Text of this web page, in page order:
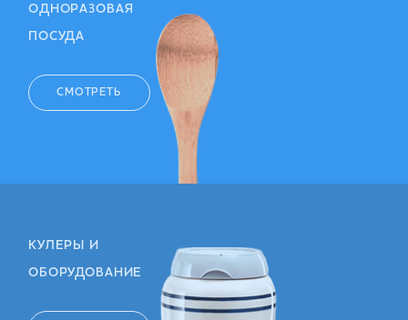
ОДНОРАЗОВАЯ
ПОСУДА
СМОТРЕТЬ
КУЛЕРЫ И
ОБОРУДОВАНИЕ